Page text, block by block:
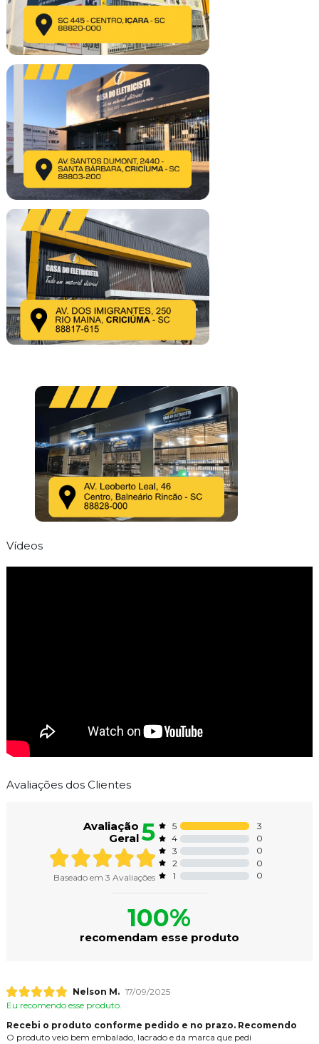
Vídeos
Avaliações dos Clientes
Avaliação
Geral5
Baseado em 3 Avaliações
5
3
4
0
3
0
2
0
1
0
100%
recomendam esse produto
Nelson M. 17/09/2025
Eu recomendo esse produto.
Recebi o produto conforme pedido e no prazo. Recomendo
O produto veio bem embalado, lacrado e da marca que pedi